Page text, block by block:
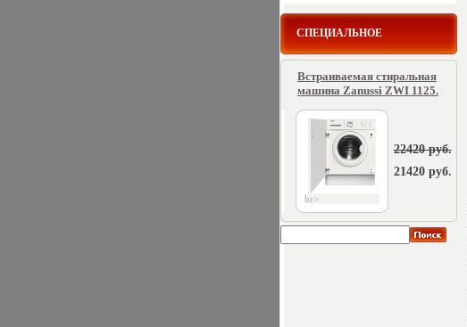
СПЕЦИАЛЬНОЕ
Встраиваемая стиральная
машина Zanussi ZWI 1125.
br>
22420 руб.
21420 руб.